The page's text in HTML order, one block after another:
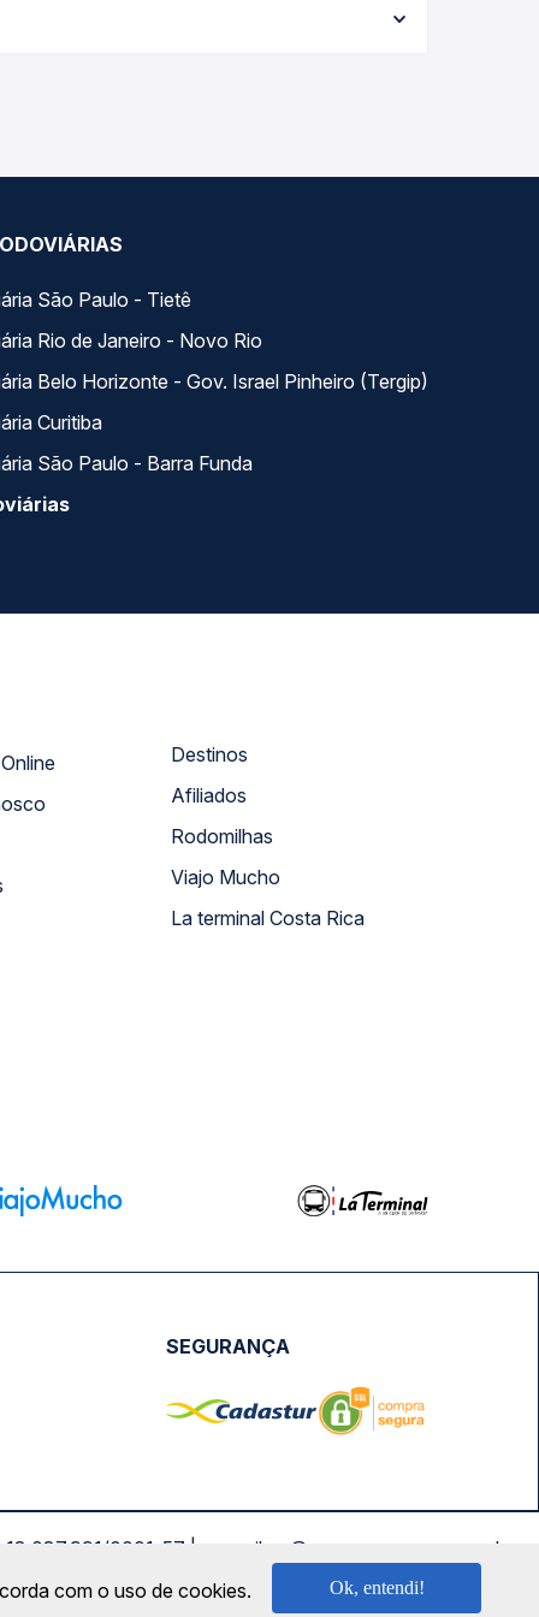
real e garante a melhor oferta para o seu
São Paulo - Tietê
Rio de Janeiro - Novo Rio
Belo Horizonte - Gov. Israel Pinheiro (Tergip)
Curitiba
São Paulo - Barra Funda
Atendimento Online
Destinos
Afiliados
Rodomilhas
Viajo Mucho
La terminal Costa Rica
SEGURANÇA
0001-57 | saconibus@queropassagem.com.br
com o uso de cookies. Ok, entendi!